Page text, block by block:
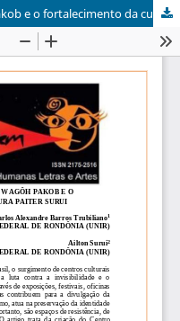
Centro cultural indígena Wagôh Pakob e o fortalecimento da cultura Paiter Surui